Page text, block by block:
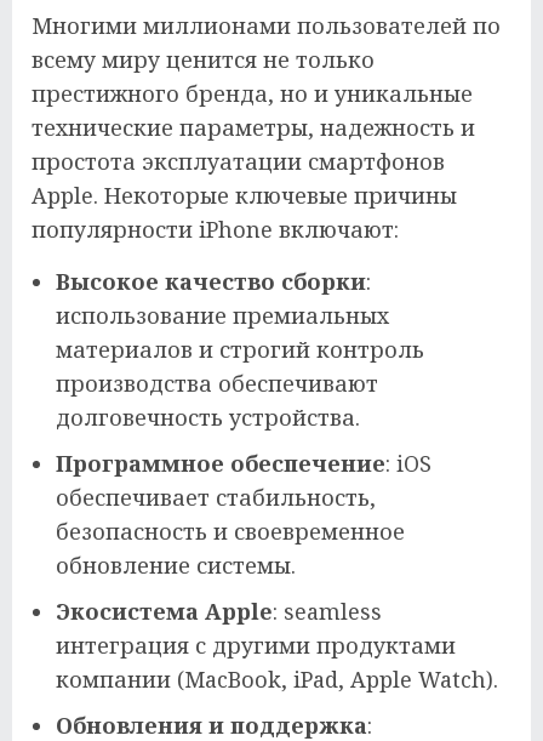
Многими миллионами пользователей по
всему миру ценится не только
престижного бренда, но и уникальные
технические параметры, надежность и
простота эксплуатации смартфонов
Apple. Некоторые ключевые причины
популярности iPhone включают:
Высокое качество сборки:
использование премиальных
материалов и строгий контроль
производства обеспечивают
долговечность устройства.
Программное обеспечение: iOS
обеспечивает стабильность,
безопасность и своевременное
обновление системы.
Экосистема Apple: seamless
интеграция с другими продуктами
компании (MacBook, iPad, Apple Watch).
Обновления и поддержка: